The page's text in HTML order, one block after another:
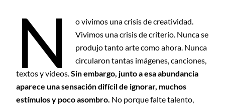
N
o vivimos una crisis de creatividad.
Vivimos una crisis de criterio. Nunca se
produjo tanto arte como ahora. Nunca
circularon tantas imágenes, canciones,
textos y videos.Sin embargo, junto a esa abundancia
aparece una sensación difícil de ignorar, muchos
estímulos y poco asombro. No porque falte talento,